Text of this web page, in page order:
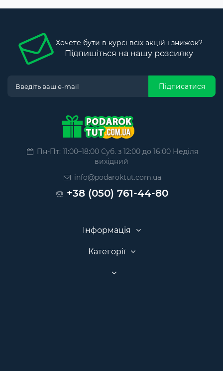
Хочете бути в курсі всіх акцій і знижок?
Підпишіться на нашу розсилку
Підписатися
Пн-Пт: 11:00–18:00 Суб. з 12:00 до 16:00 Неділя
вихідний
info@podaroktut.com.ua
+38 (050) 761-44-80
Інформація
Категорії